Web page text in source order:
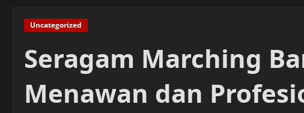
Uncategorized
Seragam Marching
Menawan dan